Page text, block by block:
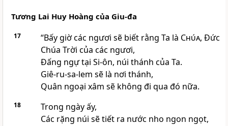
Tương Lai Huy Hoàng của Giu-đa
17 “Bấy giờ các ngươi sẽ biết rằng Ta là Chúa, Ðức
Chúa Trời của các ngươi,
Ðấng ngự tại Si-ôn, núi thánh của Ta.
Giê-ru-sa-lem sẽ là nơi thánh,
Quân ngoại xâm sẽ không đi qua đó nữa.
18
Trong ngày ấy,
Các rặng núi sẽ tiết ra nước nho ngon ngọt,